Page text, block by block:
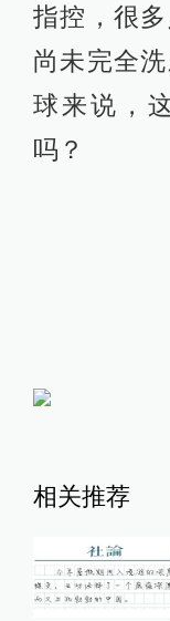
指控，很
尚未完全
球来说，
吗？
相关推荐